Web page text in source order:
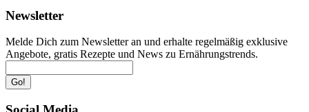
Newsletter
Melde Dich zum Newsletter an und erhalte regelmäßig exklusive
Angebote, gratis Rezepte und News zu Ernährungstrends.
Go!